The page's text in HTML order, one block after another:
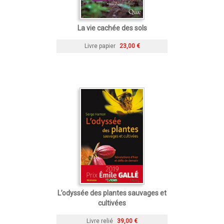
La vie cachée des sols
Livre papier 23,00 €
L’odyssée des plantes sauvages et
cultivées
Livre relié 39,00 €